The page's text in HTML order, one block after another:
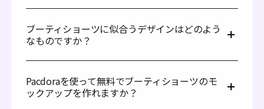
ンサイトで直接共有することもできます。
ックアップを作成できます。当社のジェネレーターは初心
者向けのインターフェースを備えており、誰でも希望する
ショーツモックアップを作成できます。また、ブランドの
やPSDファイルをダウンロードする必要もありません。
ブーティショーツに似合うデザインはどのよう
なものですか？
ツにはよく似合います。例えば、頬にチラリと見えるフレ
ーズや楽しいアイコンなどのデザインが適しています。星
や炎、チェリーなどの楽しいグラフィックを背面や側面に
Pacdoraを使って無料でブーティショーツのモ
ックアップを作れますか？